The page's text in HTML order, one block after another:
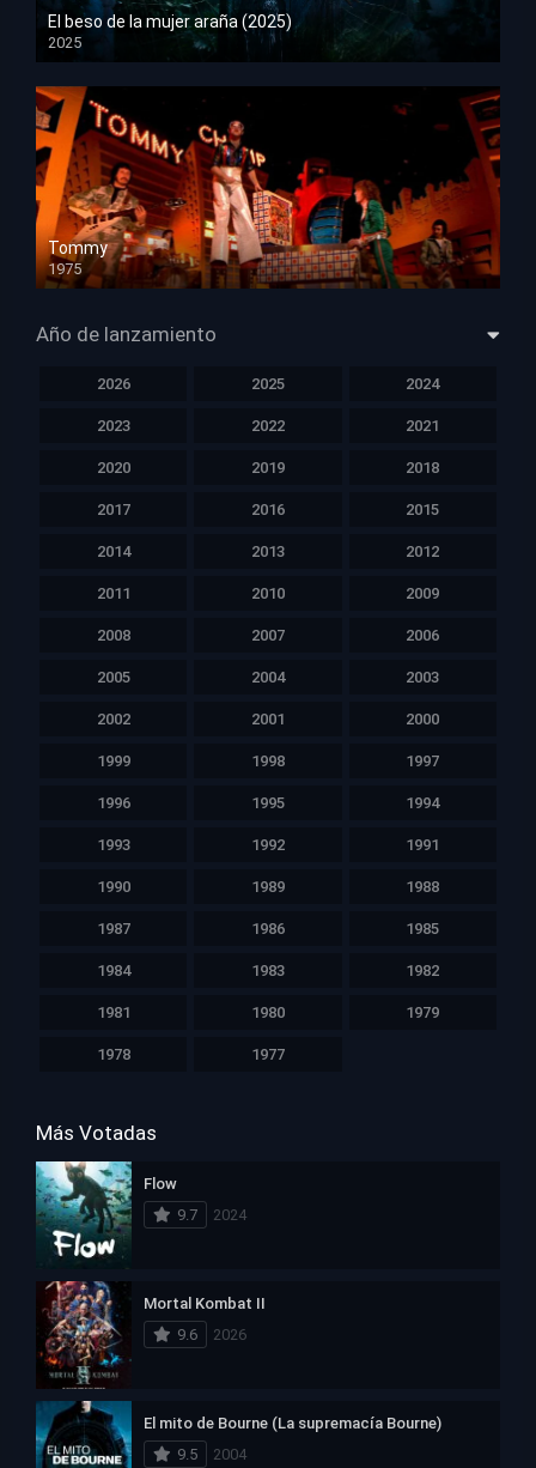
El beso de la mujer araña (2025)
2025
HD 1080p
Tommy
1975
HD 1080p
Año de lanzamiento
2026 2025 2024
2023 2022 2021
2020 2019 2018
2017 2016 2015
2014 2013 2012
2011 2010 2009
2008 2007 2006
2005 2004 2003
2002 2001 2000
1999 1998 1997
1996 1995 1994
1993 1992 1991
1990 1989 1988
1987 1986 1985
1984 1983 1982
1981 1980 1979
1978 1977
Más Votadas
Flow
9.7
2024
Mortal Kombat II
9.6
2026
El mito de Bourne (La supremacía Bourne)
9.5
2004